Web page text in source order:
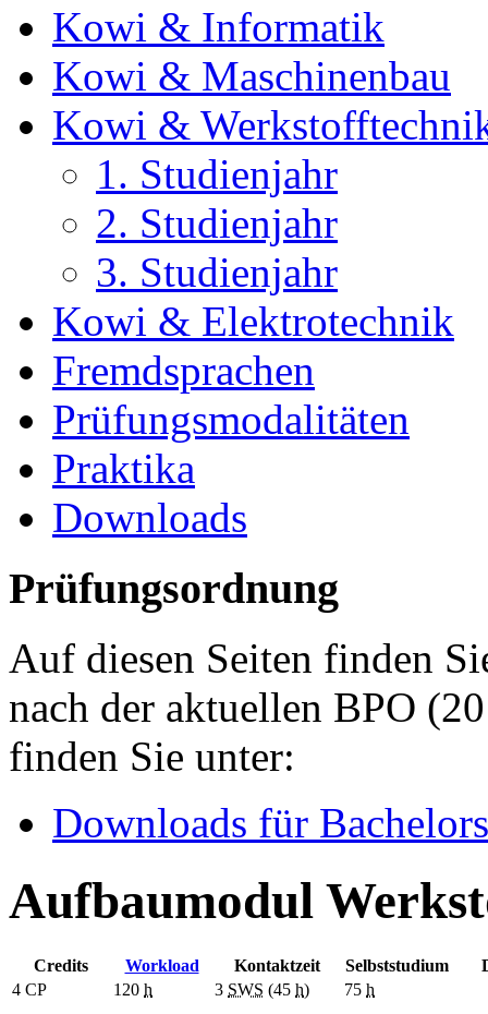
Kowi & Informatik
Kowi & Maschinenbau
Kowi &
1. Studienjahr
2. Studienjahr
3. Studienjahr
Kowi & Elektrotechnik
Fremdsprachen
Prüfungsmodalitäten
Praktika
Downloads
Prüfungsordnung
Auf diesen Seiten finden
nach der aktuellen BPO
finden Sie unter:
Downloads für
Aufbaumodul
Credits Workload Kontaktzeit Selbststudium
4 CP 120 h 3 SWS (45 h) 75 h